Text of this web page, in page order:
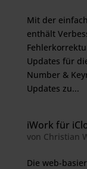
Mit der
enthält
Updates für
Number &
Updates zu...
iWork für
von Christian
Die web-